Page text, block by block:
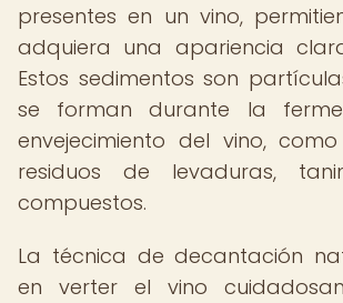
presentes en un vino,
adquiera una apariencia
Estos sedimentos son
se forman durante la
envejecimiento del vino,
residuos de levaduras,
compuestos.
La técnica de decantación
en verter el vino